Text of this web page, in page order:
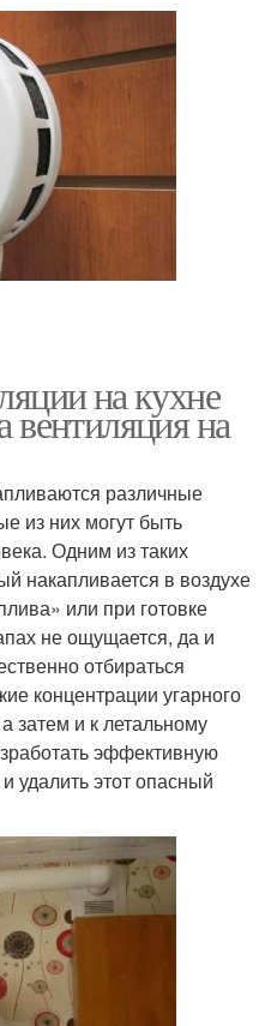
на кухне
вентиляция на
различные
из них могут быть
Одним из таких
накапливается в воздухе
или при готовке
не ощущается, да и
отбираться
концентрации угарного
затем и к летальному
эффективную
удалить этот опасный